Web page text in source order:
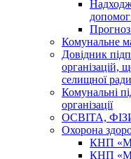
Комунальне
Довідник
організацій,
селищної ради
Комунальні
організації
ОСВІТА,
Охорона
КНП
КНП